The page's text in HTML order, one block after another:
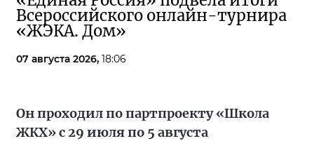
Всероссийского онлайн-турнира
«ЖЭКА. Дом»
07 августа 2026, 18:06
Он проходил по партпроекту «Школа
ЖКХ» с 29 июля по 5 августа